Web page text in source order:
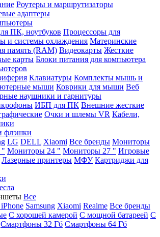
Роутеры и маршрутизаторы
адаптеры
ПК, ноутбуков Процессоры для
и системы охлаждения Материнские
память (RAM) Видеокарты Жесткие
карты Блоки питания для компьютера
Клавиатуры Комплекты мышь и
мыши Коврики для мыши Веб
наушники и гарнитуры
ИБП для ПК Внешние жесткие
Очки и шлемы VR Кабели,
флэшки
LG DELL Xiaomi Все бренды Мониторы
" Мониторы 24 " Мониторы 27 " Игровые
Лазерные принтеры МФУ Картриджи для
Все
Samsung Xiaomi Realme Все бренды
С хорошей камерой С мощной батареей С
Смартфоны 32 Гб Смартфоны 64 Гб